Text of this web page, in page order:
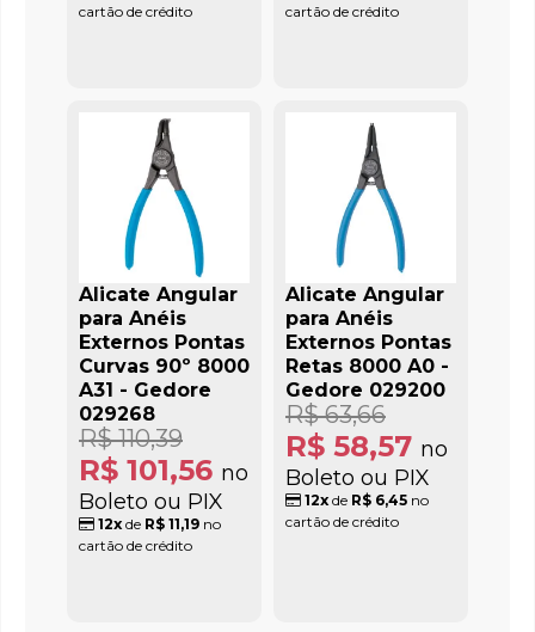
cartão de crédito
cartão de crédito
Alicate Angular
para Anéis
Externos Pontas
Curvas 90º 8000
A31 - Gedore
029268
R$ 101,56 no
Boleto ou PIX
R$ 110,39
12x de R$ 11,19 no
cartão de crédito
Alicate Angular
para Anéis
Externos Pontas
Retas 8000 A0 -
Gedore 029200
R$ 58,57 no
Boleto ou PIX
R$ 63,66
12xde R$ 6,45no
cartão de crédito